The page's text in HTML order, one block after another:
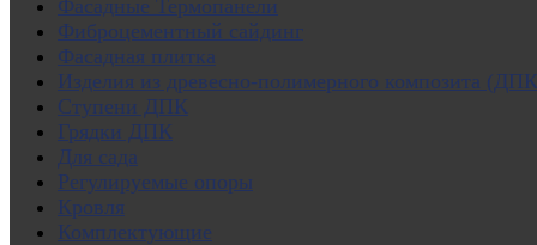
Фасадные Термопанели
Фиброцементный сайдинг
Фасадная плитка
Изделия из древесно-полимерного композита
Ступени ДПК
Грядки ДПК
Для сада
Регулируемые опоры
Кровля
Комплектующие